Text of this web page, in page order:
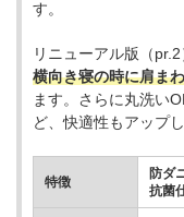
す。
リニューアル版（
横向き寝の時に肩ま
ます。さらに丸洗い
ど、快適性もアップし
特徴
防ダ
抗菌